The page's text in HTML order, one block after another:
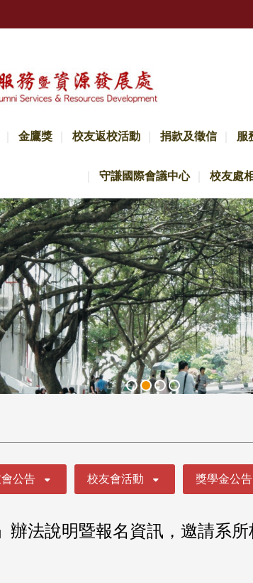
金鷹獎 校友返校活動 捐款及徵信 服
守謙國際會議中心 校友處
公告 校友會活動 獎學金公告
辦法說明暨報名資訊，邀請系所